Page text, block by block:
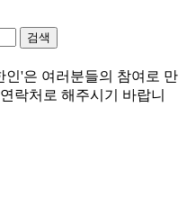
검색
인'은 여러분들의 참여로 만
락처로 해주시기 바랍니